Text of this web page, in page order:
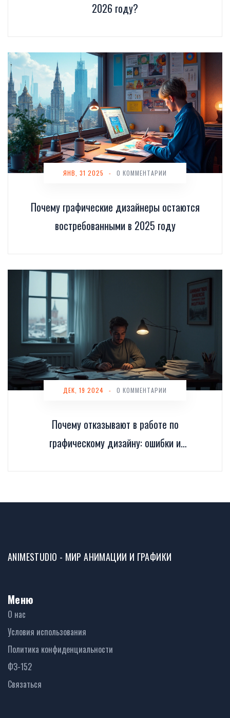
2026 году?
Почему графические дизайнеры остаются
востребованными в 2025 году
ЯНВ, 31 2025 - 0 КОММЕНТАРИИ
Почему отказывают в работе по
графическому дизайну: ошибки и
ДЕК, 19 2024 - 0 КОММЕНТАРИИ
ANIMESTUDIO - МИР АНИМАЦИИ И ГРАФИКИ
Меню
О нас
Условия использования
Политика конфиденциальности
ФЗ-152
Связаться